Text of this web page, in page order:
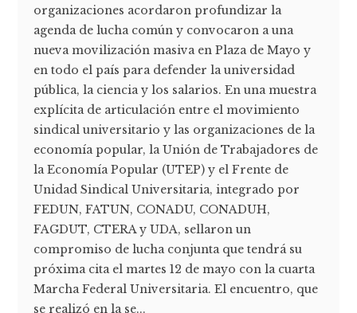
organizaciones acordaron profundizar la
agenda de lucha común y convocaron a una
nueva movilización masiva en Plaza de Mayo y
en todo el país para defender la universidad
pública, la ciencia y los salarios. En una muestra
explícita de articulación entre el movimiento
sindical universitario y las organizaciones de la
economía popular, la Unión de Trabajadores de
la Economía Popular (UTEP) y el Frente de
Unidad Sindical Universitaria, integrado por
FEDUN, FATUN, CONADU, CONADUH,
FAGDUT, CTERA y UDA, sellaron un
compromiso de lucha conjunta que tendrá su
próxima cita el martes 12 de mayo con la cuarta
Marcha Federal Universitaria. El encuentro, que
se realizó en la se...